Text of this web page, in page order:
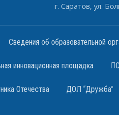
г. Саратов, ул.
Сведения об образовательной
инновационная площадка
Отечества ДОЛ “Дружба”